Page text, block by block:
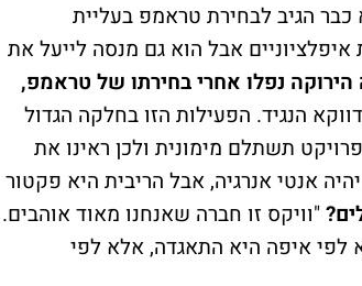
כבר הגיב לבחירת טראמפ בעליית
אבל הוא גם מנסה לייעל את
הירוקה נפלו אחרי בחירתו של טראמפ,
הנגיד. הפעילות הזו בחלקה הגדול
תשתלם מימונית ולכן ראינו את
אנטי אנרגיה, אבל הריבית היא פקטור
"וויקס זו חברה שאנחנו מאוד אוהבים.
לפי איפה היא התאגדה, אלא לפי